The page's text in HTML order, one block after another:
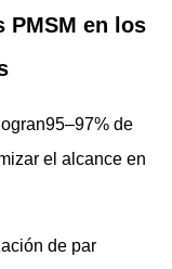
PMSM en los
95–97% de
el alcance en
de par